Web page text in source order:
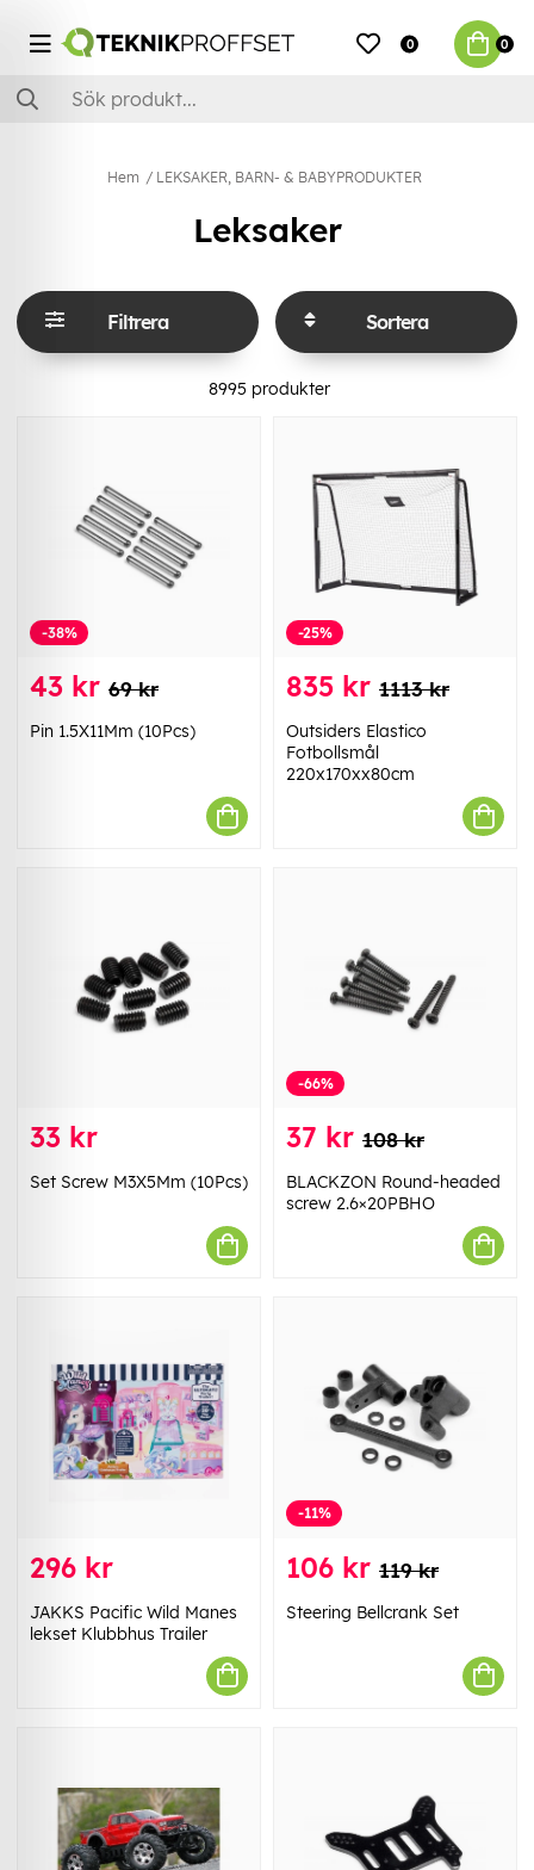
0 0
Hem LEKSAKER, BARN- & BABYPRODUKTER
Leksaker
Filtrera Sortera
8995 produkter
-38%
43 kr 69 kr
Pin 1.5X11Mm (10Pcs)
-25%
835 kr 1113 kr
Outsiders Elastico
Fotbollsmål
220x170xx80cm
33 kr
Set Screw M3X5Mm (10Pcs)
-66%
37 kr 108 kr
BLACKZON Round-headed
screw 2.6×20PBHO
296 kr
JAKKS Pacific Wild Manes
lekset Klubbhus Trailer
-11%
106 kr 119 kr
Steering Bellcrank Set